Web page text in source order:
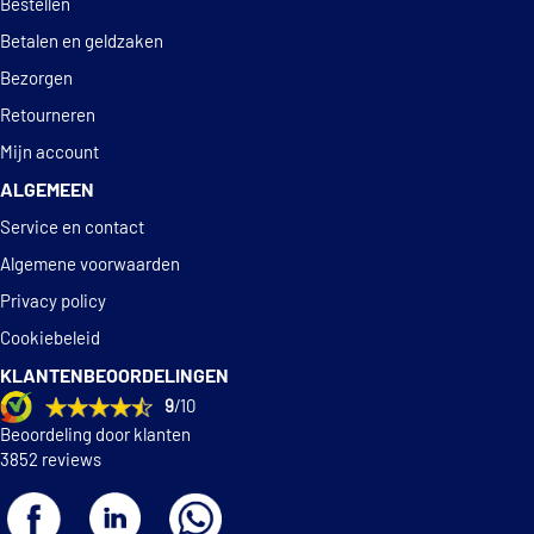
Bestellen
Betalen en geldzaken
Bezorgen
Retourneren
Mijn account
ALGEMEEN
Service en contact
Algemene voorwaarden
Privacy policy
Cookiebeleid
KLANTENBEOORDELINGEN
9/10
Beoordeling door klanten
3852 reviews